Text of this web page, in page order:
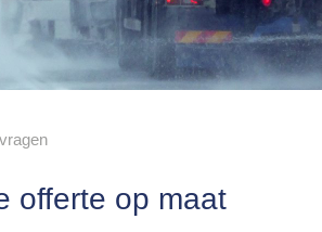
offerte op maat